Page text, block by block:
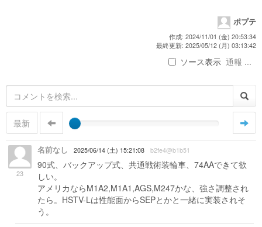
ポプテ
作成: 2024/11/01 (金) 20:53:34
最終更新: 2025/05/12 (月) 03:13:42
ソース表示 通報 ...
最新
23
名前なし 2025/06/14 (土) 15:21:08 b2fe4@b1b51
90式、バックアップ式、共通戦術装輪車、74AAできて欲
しい。
アメリカならM1A2,M1A1,AGS,M247かな、強さ調整され
たら。HSTV-Lは性能面からSEPとかと一緒に実装されそ
う。